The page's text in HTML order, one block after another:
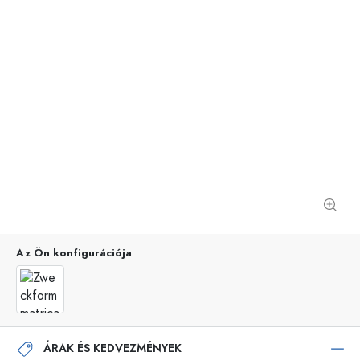
Az Ön konfigurációja
ÁRAK ÉS KEDVEZMÉNYEK